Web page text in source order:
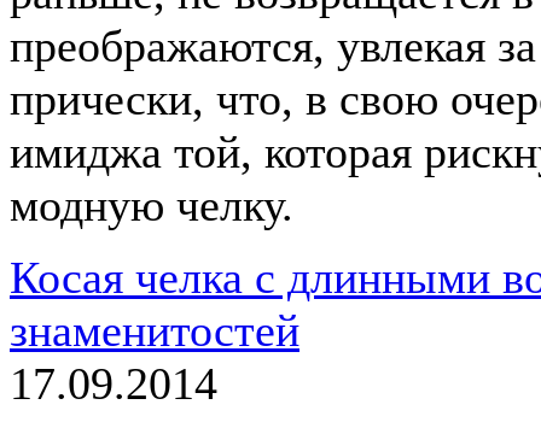
преображаются, увлекая
прически, что, в свою
имиджа той, которая
модную челку.
Косая челка с длинными
знаменитостей
17.09.2014